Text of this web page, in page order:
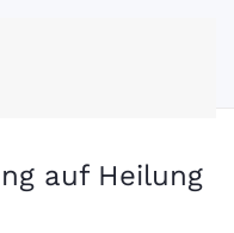
auf Heilung